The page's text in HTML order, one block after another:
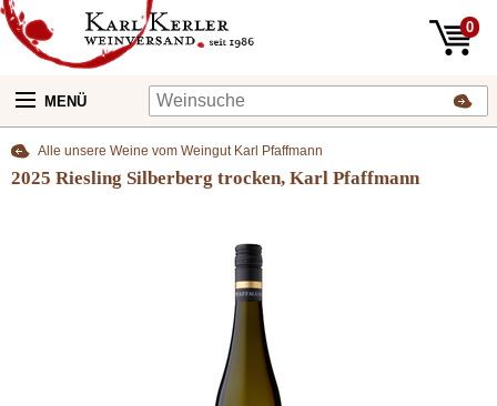
0
MENÜ
Alle unsere Weine vom Weingut Karl Pfaffmann
2025 Riesling Silberberg trocken, Karl Pfaffmann